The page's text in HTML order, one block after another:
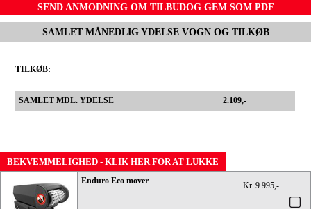
SEND ANMODNING OM TILBUDOG GEM SOM PDF
SAMLET MÅNEDLIG YDELSE VOGN OG TILKØB
TILKØB:
SAMLET MDL. YDELSE 2.109,-
BEKVEMMELIGHED - KLIK HER FOR AT LUKKE
Enduro Eco mover Kr. 9.995,-